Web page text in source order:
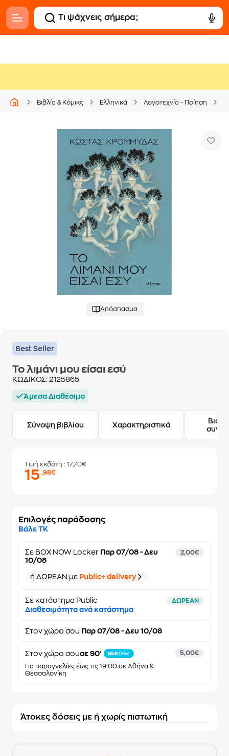
Βιβλία & Κόμικς Ελληνικά Λογοτεχνία - Ποίηση
Απόσπασμα
Best Seller
Το λιμάνι μου είσαι εσύ
ΚΩΔΙΚΟΣ: 2125865
Άμεσα Διαθέσιμο
Σύνοψη βιβλίου Χαρακτηριστικά
Τιμή εκδότη : 17,70€
15,98€
Επιλογές παράδοσης
Βάλε ΤΚ
Σε BOX NOW Locker Παρ 07/08 - Δευ
10/08
2,00€
ή ΔΩΡΕΑΝ με Public+ delivery
Σε κατάστημα Public ΔΩΡΕΑΝ
Διαθεσιμότητα ανά κατάστημα
Στον χώρο σου Παρ 07/08 - Δευ 10/08
Στον χώρο σουσε 90'
Για παραγγελίες έως τις 19:00 σε Αθήνα &
Θεσσαλονίκη
5,00€
Άτοκες δόσεις με ή χωρίς πιστωτική